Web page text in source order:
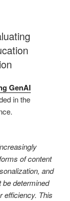
GenAI
in the
of content
and
determined
efficiency. This